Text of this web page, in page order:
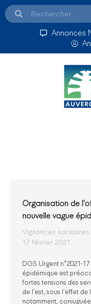
Annonces
Organisation de
nouvelle vague
Vigilances sanitaires
17 février 2021
DGS Urgent n°2021-
épidémique est
fortes tensions des
de l’est, sous l’effet de
notamment,